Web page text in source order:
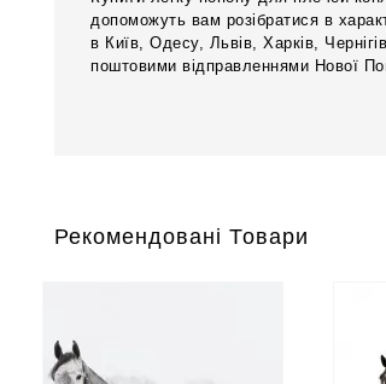
допоможуть вам розібратися в
в Київ, Одесу, Львів, Харків,
поштовими відправленнями Нової
Рекомендовані Товари